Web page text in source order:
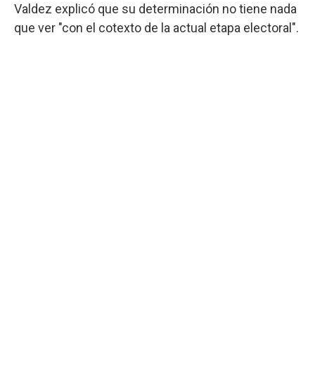
Valdez explicó que su determinación no tiene nada
que ver "con el cotexto de la actual etapa electoral".